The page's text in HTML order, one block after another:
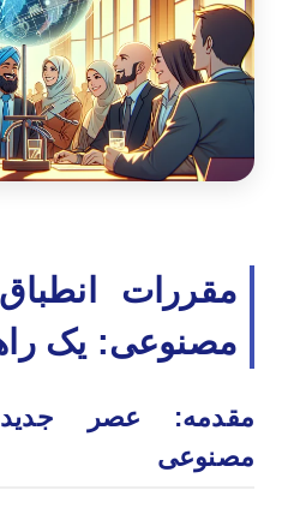
مقررات
مصنوعی: یک
مقدمه: عصر
مصنوعی